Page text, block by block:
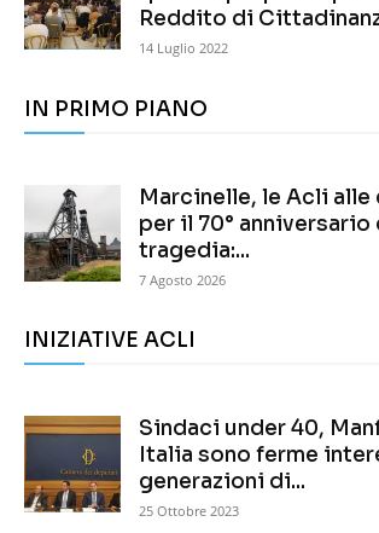
Reddito di
14 Luglio 2022
IN PRIMO PIANO
Marcinelle, le Acli
per il 70° anniversario
tragedia:...
7 Agosto 2026
INIZIATIVE ACLI
Sindaci under 40,
Italia sono ferme
generazioni di...
25 Ottobre 2023